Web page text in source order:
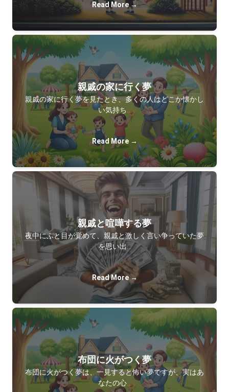
Read More →
親戚の家に行く夢
親戚の家に行く夢を見たとき、多くの人はどこか懐かし
い気持ち…
Read More →
親戚と喧嘩する夢
夜中にふと目が覚めて、親戚と激しく言い争っていた夢
を思い出…
Read More →
布団に火がつく夢
布団に火がつく夢は、一見すると怖い夢ですが、実はあ
なたの心…